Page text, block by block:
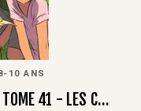
10 ANS
TOME 41 - LES C…